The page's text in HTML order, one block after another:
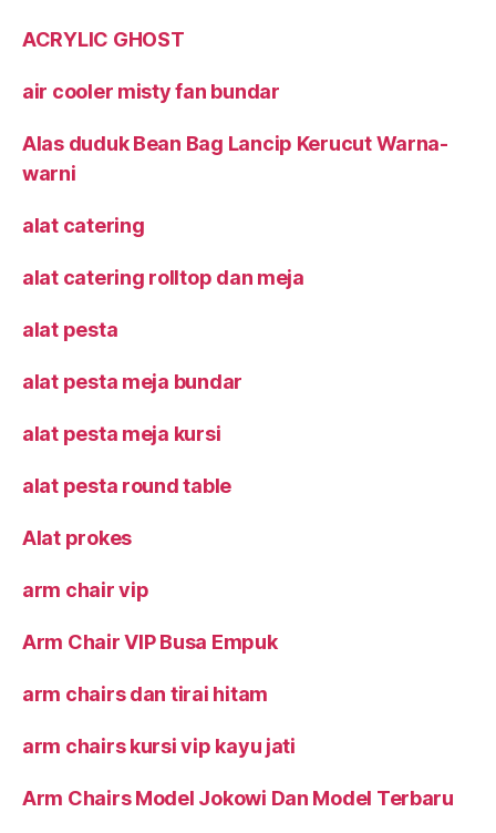
ACRYLIC GHOST
air cooler misty fan bundar
Alas duduk Bean Bag Lancip Kerucut Warna-
warni
alat catering
alat catering rolltop dan meja
alat pesta
alat pesta meja bundar
alat pesta meja kursi
alat pesta round table
Alat prokes
arm chair vip
Arm Chair VIP Busa Empuk
arm chairs dan tirai hitam
arm chairs kursi vip kayu jati
Arm Chairs Model Jokowi Dan Model Terbaru